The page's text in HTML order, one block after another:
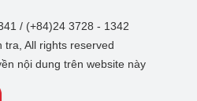
/ (+84)24 3728 - 1342
All rights reserved
nội dung trên website này